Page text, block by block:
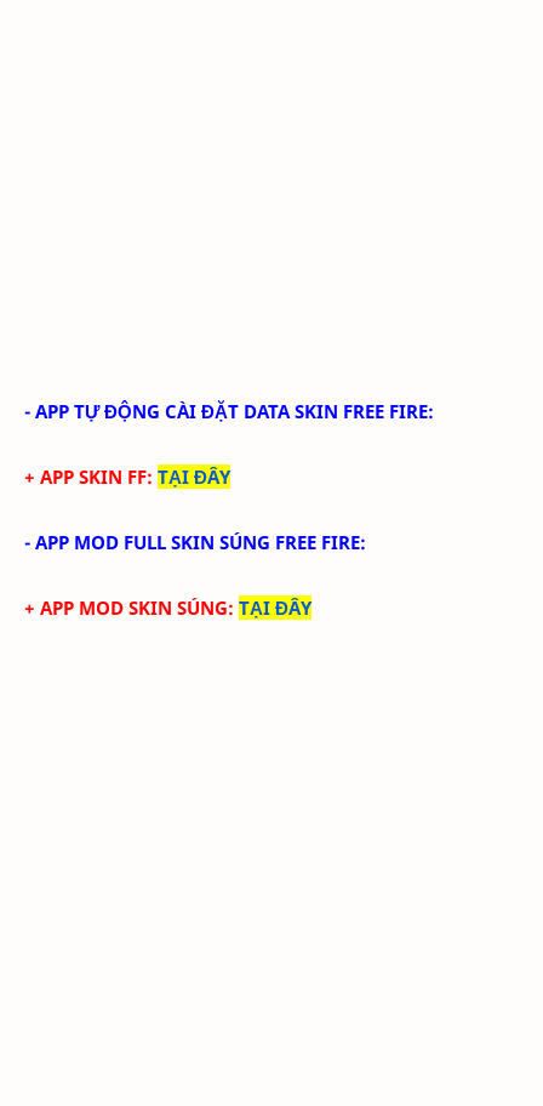
- APP TỰ ĐỘNG CÀI ĐẶT DATA SKIN FREE FIRE:
+ APP SKIN FF: TẠI ĐÂY
- APP MOD FULL SKIN SÚNG FREE FIRE:
+ APP MOD SKIN SÚNG: TẠI ĐÂY